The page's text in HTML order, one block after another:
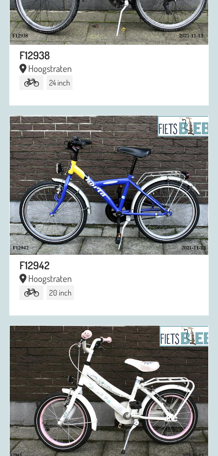
F12938
Hoogstraten
24 inch
F12942
Hoogstraten
20 inch